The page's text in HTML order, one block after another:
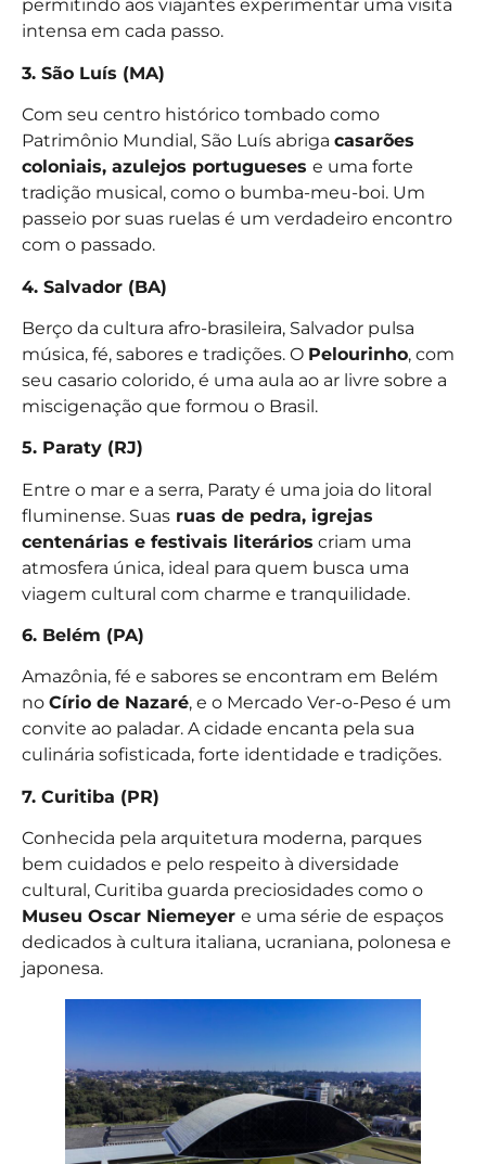
permitindo aos viajantes experimentar uma visita
intensa em cada passo.
3. São Luís (MA)
Com seu centro histórico tombado como
Patrimônio Mundial, São Luís abriga casarões
coloniais, azulejos portugueses e uma forte
tradição musical, como o bumba-meu-boi. Um
passeio por suas ruelas é um verdadeiro encontro
com o passado.
4. Salvador (BA)
Berço da cultura afro-brasileira, Salvador pulsa
música, fé, sabores e tradições. O Pelourinho, com
seu casario colorido, é uma aula ao ar livre sobre a
miscigenação que formou o Brasil.
5. Paraty (RJ)
Entre o mar e a serra, Paraty é uma joia do litoral
fluminense. Suas ruas de pedra, igrejas
centenárias e festivais literários criam uma
atmosfera única, ideal para quem busca uma
viagem cultural com charme e tranquilidade.
6. Belém (PA)
Amazônia, fé e sabores se encontram em Belém
no Círio de Nazaré, e o Mercado Ver-o-Peso é um
convite ao paladar. A cidade encanta pela sua
culinária sofisticada, forte identidade e tradições.
7. Curitiba (PR)
Conhecida pela arquitetura moderna, parques
bem cuidados e pelo respeito à diversidade
cultural, Curitiba guarda preciosidades como o
Museu Oscar Niemeyer e uma série de espaços
dedicados à cultura italiana, ucraniana, polonesa e
japonesa.